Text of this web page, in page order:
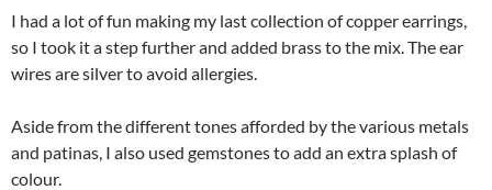
I had a lot of fun making my last collection of copper earrings,
so I took it a step further and added brass to the mix. The ear
wires are silver to avoid allergies.
Aside from the different tones afforded by the various metals
and patinas, I also used gemstones to add an extra splash of
colour.